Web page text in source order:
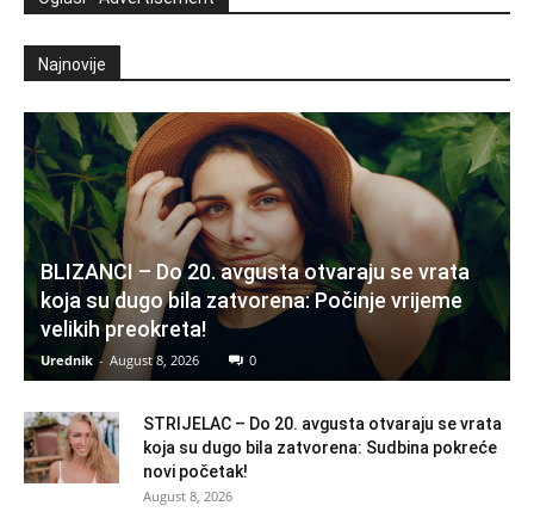
Najnovije
BLIZANCI – Do 20. avgusta otvaraju se vrata
koja su dugo bila zatvorena: Počinje vrijeme
velikih preokreta!
Urednik - August 8, 2026 0
STRIJELAC – Do 20. avgusta otvaraju se vrata
koja su dugo bila zatvorena: Sudbina pokreće
novi početak!
August 8, 2026